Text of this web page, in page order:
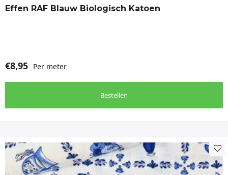
Effen RAF Blauw Biologisch Katoen
€8,95 Per meter
Bestellen